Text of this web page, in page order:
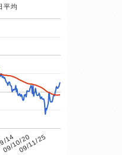
平均
14
09/10/2009/11/25